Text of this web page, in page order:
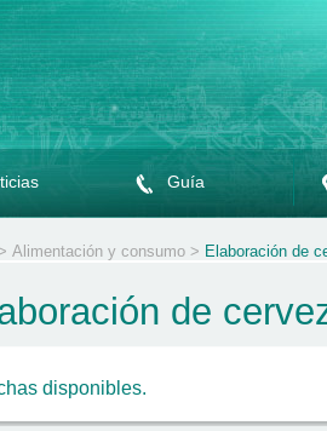
Guía
Alimentación y consumo > Elaboración de
de
disponibles.